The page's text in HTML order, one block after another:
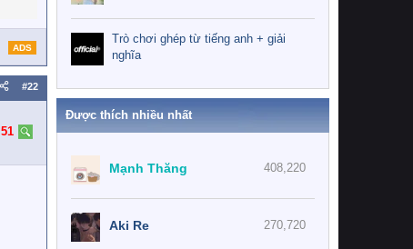
ADS
#22
51
Trò chơi ghép từ tiếng anh + giải
nghĩa
Được thích nhiều nhất
408,220
Mạnh Thăng
270,720
Aki Re